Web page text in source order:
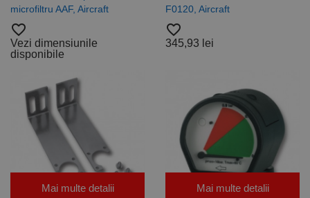
microfiltru AAF, Aircraft
favorite_border
Vezi dimensiunile
disponibile
F0120, Aircraft
favorite_border
345,93 lei
Mai multe detalii Mai multe detalii